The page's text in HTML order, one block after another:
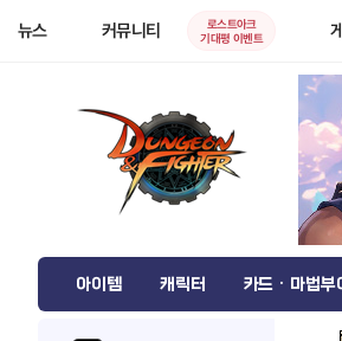
뉴스 커뮤니티
로스트아크
기대평 이벤트
아이템 캐릭터 카드 · 마법부